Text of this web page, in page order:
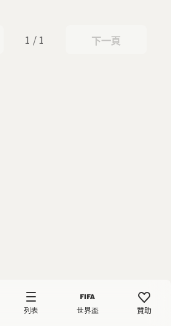
列表 世界盃 贊助
1 / 1 下一頁
下一頁